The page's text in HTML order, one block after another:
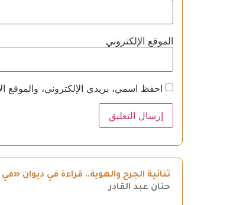
الموقع الإلكتروني
احفظ اسمي، بريدي الإلكتروني، والموقع
ثنائية الجرح والهوية.. قراءة في ديوان
حنان عبد القادر